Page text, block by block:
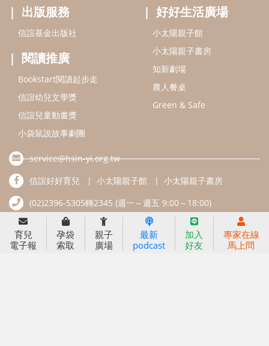
2025信誼年度報告
育兒服務
好好育兒
好孕袋
分齡育兒電子報
線上教養諮詢
出版服務
信誼基金出版社
閱讀推廣
Bookstart閱讀起步走
信誼幼兒文學獎
信誼兒童動畫獎
小袋鼠說故事劇團
知新劇場
農人餐桌
Green & Safe
育兒
電子報
孕袋
索取
親子
廣場
最新
podcast
加入
好友
專家在線
馬上問